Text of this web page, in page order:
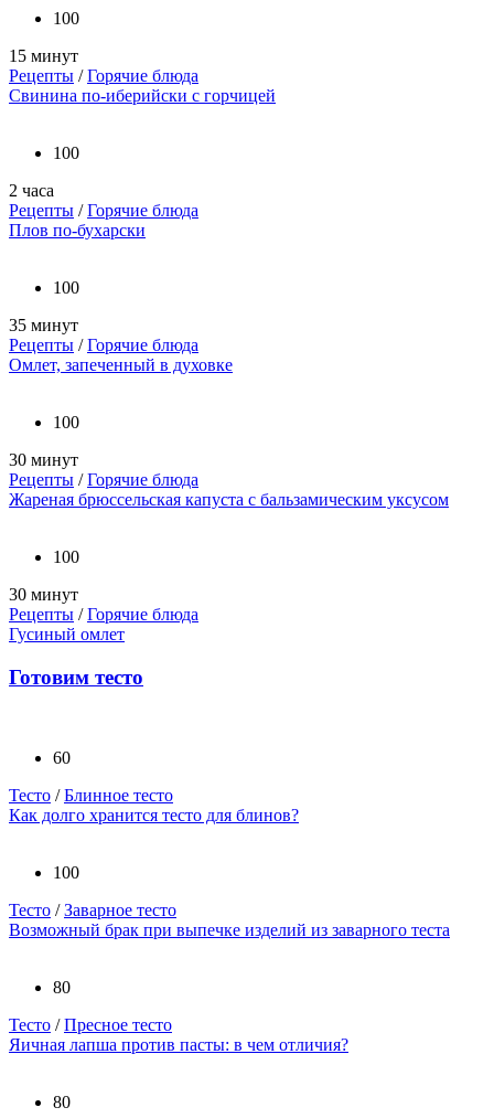
100
15 минут
Рецепты /Горячие блюда
Свинина по-иберийски с горчицей
100
2 часа
Рецепты /Горячие блюда
Плов по-бухарски
100
35 минут
Рецепты /Горячие блюда
Омлет, запеченный в духовке
100
30 минут
Рецепты /Горячие блюда
Жареная брюссельская капуста с бальзамическим уксусом
100
30 минут
Рецепты /Горячие блюда
Гусиный омлет
Готовим тесто
60
Тесто /Блинное тесто
Как долго хранится тесто для блинов?
100
Тесто /Заварное тесто
Возможный брак при выпечке изделий из заварного теста
80
Тесто /Пресное тесто
Яичная лапша против пасты: в чем отличия?
80